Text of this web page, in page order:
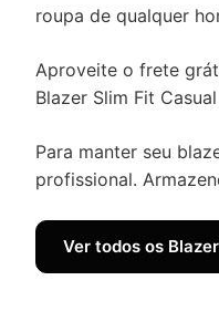
roupa de qualquer
Aproveite o frete
Blazer Slim Fit
Para manter seu
profissional.
Ver todos os